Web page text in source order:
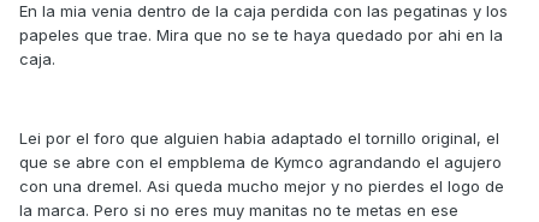
En la mia venia dentro de la caja perdida con las pegatinas y los
papeles que trae. Mira que no se te haya quedado por ahi en la
caja.
Lei por el foro que alguien habia adaptado el tornillo original, el
que se abre con el empblema de Kymco agrandando el agujero
con una dremel. Asi queda mucho mejor y no pierdes el logo de
la marca. Pero si no eres muy manitas no te metas en ese